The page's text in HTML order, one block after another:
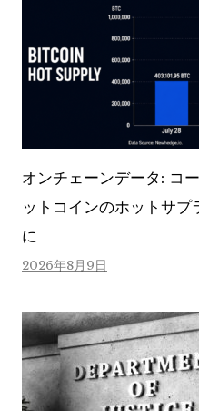
オンチェーンデータ: コ
ットコインのホットサ
に
2026年8月9日